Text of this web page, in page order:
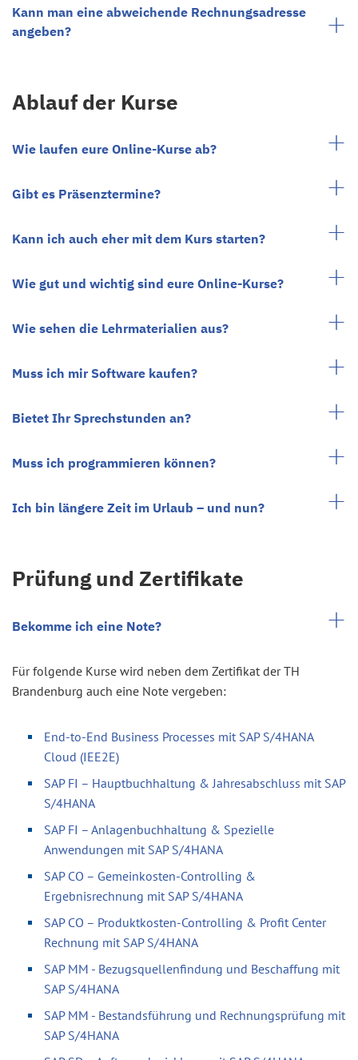
Kann man eine abweichende Rechnungsadresse
angeben?
Ablauf der Kurse
Wie laufen eure Online-Kurse ab?
Gibt es Präsenztermine?
Kann ich auch eher mit dem Kurs starten?
Wie gut und wichtig sind eure Online-Kurse?
Wie sehen die Lehrmaterialien aus?
Muss ich mir Software kaufen?
Bietet Ihr Sprechstunden an?
Muss ich programmieren können?
Ich bin längere Zeit im Urlaub – und nun?
Prüfung und Zertifikate
Bekomme ich eine Note?
Für folgende Kurse wird neben dem Zertifikat der TH
Brandenburg auch eine Note vergeben:
End-to-End Business Processes mit SAP S/4HANA
Cloud (IEE2E)
SAP FI – Hauptbuchhaltung & Jahresabschluss mit SAP
S/4HANA
SAP FI – Anlagenbuchhaltung & Spezielle
Anwendungen mit SAP S/4HANA
SAP CO – Gemeinkosten-Controlling &
Ergebnisrechnung mit SAP S/4HANA
SAP CO – Produktkosten-Controlling & Profit Center
Rechnung mit SAP S/4HANA
SAP MM - Bezugsquellenfindung und Beschaffung mit
SAP S/4HANA
SAP MM - Bestandsführung und Rechnungsprüfung mit
SAP S/4HANA